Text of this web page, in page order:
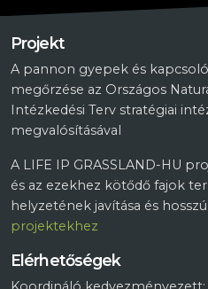
Projekt
A pannon gyepek és
megőrzése az Országos
Intézkedési Terv stratégiai
megvalósításával
A LIFE IP GRASSLAND-HU
és az ezekhez kötődő fajok
helyzetének javítása és
projektekhez
Elérhetőségek